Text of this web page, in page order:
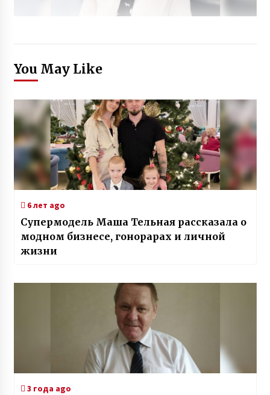
You May Like
6 лет ago
Супермодель Маша Тельная рассказала о
модном бизнесе, гонорарах и личной
жизни
3 года ago